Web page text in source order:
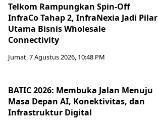
Telkom Rampungkan Spin-Off
InfraCo Tahap 2, InfraNexia Jadi Pilar
Utama Bisnis Wholesale
Connectivity
Jumat, 7 Agustus 2026, 10:48 PM
BATIC 2026: Membuka Jalan Menuju
Masa Depan AI, Konektivitas, dan
Infrastruktur Digital